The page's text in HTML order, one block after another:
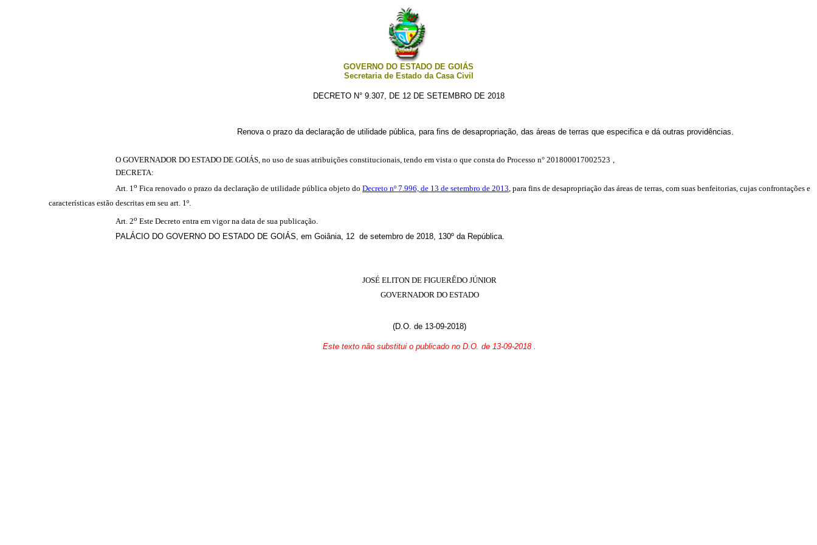
GOVERNO DO ESTADO DE GOIÁS
Secretaria de Estado da Casa Civil
DECRETO N° 9.307, DE 12 DE SETEMBRO DE 2018
Renova o prazo da declaração de utilidade pública, para fins de desapropriação, das áreas de terras que especifica e dá outras providências.
O GOVERNADOR DO ESTADO DE GOIÁS, no uso de suas atribuições constitucionais, tendo em vista o que consta do Processo n° 201800017002523 ,
DECRETA:
Art. 1o Fica renovado o prazo da declaração de utilidade pública objeto do Decreto nº 7.996, de 13 de setembro de 2013, para fins de desapropriação das áreas de terras, com suas benfeitorias, cujas confrontações e
características estão descritas em seu art. 1º.
Art. 2o Este Decreto entra em vigor na data de sua publicação.
PALÁCIO DO GOVERNO DO ESTADO DE GOIÁS, em Goiânia, 12 de setembro de 2018, 130º da República.
JOSÉ ELITON DE FIGUERÊDO JÚNIOR
GOVERNADOR DO ESTADO
(D.O. de 13-09-2018)
Este texto não substitui o publicado no D.O. de 13-09-2018